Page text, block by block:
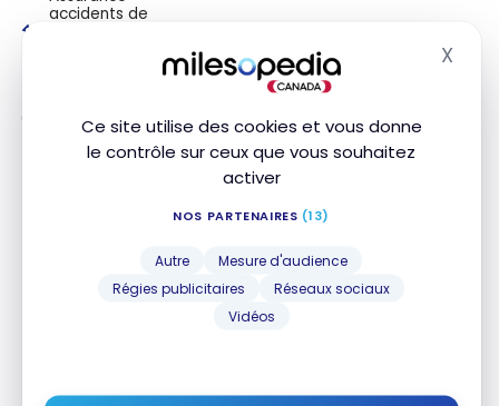
Ce site utilise des cookies et vous donne
le contrôle sur ceux que vous souhaitez
activer
NOS PARTENAIRES (13)
Autre
Mesure d'audience
Régies publicitaires
Réseaux sociaux
Vidéos
X
accidents de
retard de vol
perdus ou
de location